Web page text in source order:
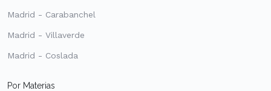
Madrid - Carabanchel
Madrid - Villaverde
Madrid - Coslada
Por Materias